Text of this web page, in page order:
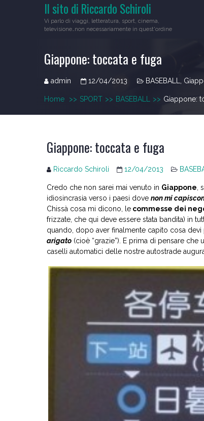
Il sito di Riccardo Schiroli
Vi parlo di viaggi, letteratura, sport, cinema,
televisione…non necessariamente in quest'ordine
Giappone: toccata e fuga
admin 12/04/2013 BASEBALL
Home >> SPORT >> BASEBALL >> Giappone:
Giappone: toccata e fuga
Riccardo Schiroli 12/04/2013
Credo che non sarei mai venuto in Giappone ,
idiosincrasia verso i paesi dove non mi
Chissà cosa mi dicono, le commesse dei
frizzate, che qui deve essere stata bandita) in
quando, dopo aver finalmente capito cosa devi
arigato (cioè “grazie”). E prima di pensare che
caselli automatici delle nostre autostrade